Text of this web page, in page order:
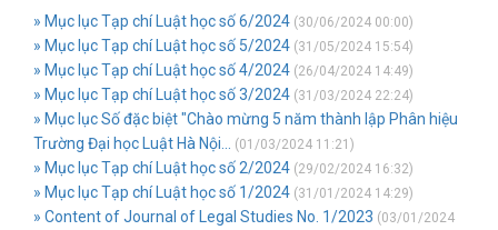
» Mục lục Tạp chí Luật học số 6/2024 (30/06/2024 00:00)
» Mục lục Tạp chí Luật học số 5/2024 (31/05/2024 15:54)
» Mục lục Tạp chí Luật học số 4/2024 (26/04/2024 14:49)
» Mục lục Tạp chí Luật học số 3/2024 (31/03/2024 22:24)
» Mục lục Số đặc biệt "Chào mừng 5 năm thành lập Phân hiệu
Trường Đại học Luật Hà Nội...
(01/03/2024 11:21)
» Mục lục Tạp chí Luật học số 2/2024 (29/02/2024 16:32)
» Mục lục Tạp chí Luật học số 1/2024 (31/01/2024 14:29)
» Content of Journal of Legal Studies No. 1/2023 (03/01/2024